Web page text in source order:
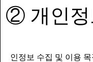
② 개인정
인정보 수집 및 이용